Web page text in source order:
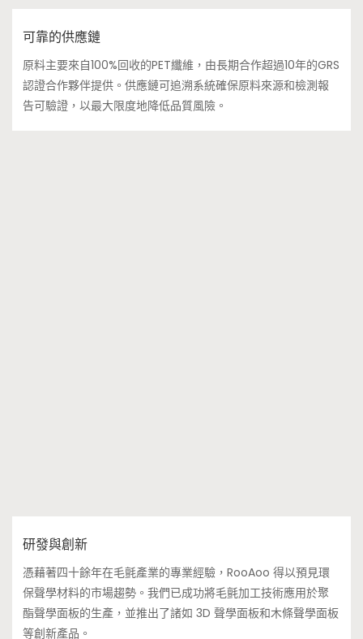
可靠的供應鏈
原料主要來自100%回收的PET纖維，由長期合作超過10年的GRS
認證合作夥伴提供。供應鏈可追溯系統確保原料來源和檢測報
告可驗證，以最大限度地降低品質風險。
研發與創新
憑藉著四十餘年在毛氈產業的專業經驗，RooAoo 得以預見環
保聲學材料的市場趨勢。我們已成功將毛氈加工技術應用於聚
酯聲學面板的生產，並推出了諸如 3D 聲學面板和木條聲學面板
等創新產品。